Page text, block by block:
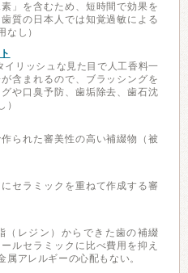
」を含むため、短時間で効果を
質の日本人では知覚過敏による
なし）
リッシュな見た目で人工香料一
含まれるので、ブラッシングを
や口臭予防、歯垢除去、歯石沈
）
られた審美性の高い補綴物（被
セラミックを重ねて作成する審
（レジン）からできた歯の補綴
ルセラミックに比べ費用を抑え
アレルギーの心配もない。